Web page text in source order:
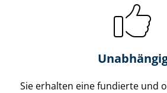
Sie erhalten eine fundierte und